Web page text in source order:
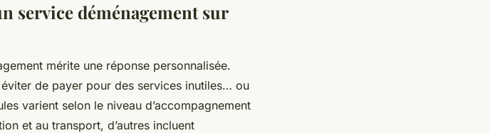
service déménagement sur
mérite une réponse personnalisée.
de payer pour des services inutiles… ou
varient selon le niveau d’accompagnement
et au transport, d’autres incluent